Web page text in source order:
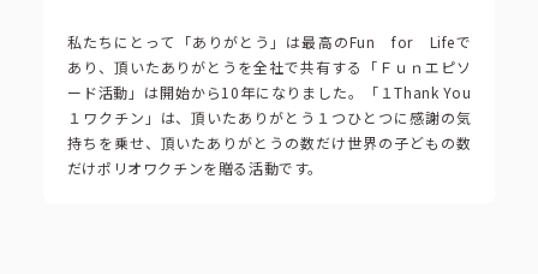
私たちにとって「ありがとう」は最高のFun for Lifeで
あり、頂いたありがとうを全社で共有する「Ｆｕｎエピソ
ード活動」は開始から10年になりました。「１Thank You
１ワクチン」は、頂いたありがとう１つひとつに感謝の気
持ちを乗せ、頂いたありがとうの数だけ世界の子どもの数
だけポリオワクチンを贈る活動です。